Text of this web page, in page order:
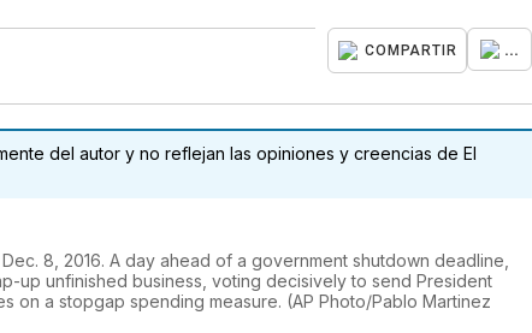
COMPARTIR ...
del autor y no reflejan las opiniones y creencias de El
8, 2016. A day ahead of a government shutdown deadline,
up unfinished business, voting decisively to send President
on a stopgap spending measure. (AP Photo/Pablo Martinez